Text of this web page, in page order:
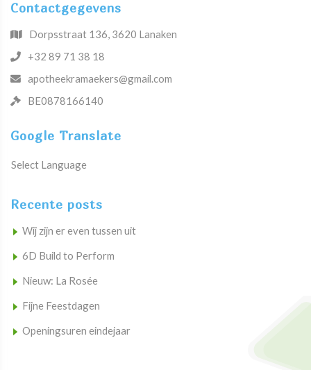
Contactgegevens
Dorpsstraat 136, 3620 Lanaken
+32 89 71 38 18
apotheekramaekers@gmail.com
BE0878166140
Google Translate
Select Language
Recente posts
Wij zijn er even tussen uit
6D Build to Perform
Nieuw: La Rosée
Fijne Feestdagen
Openingsuren eindejaar